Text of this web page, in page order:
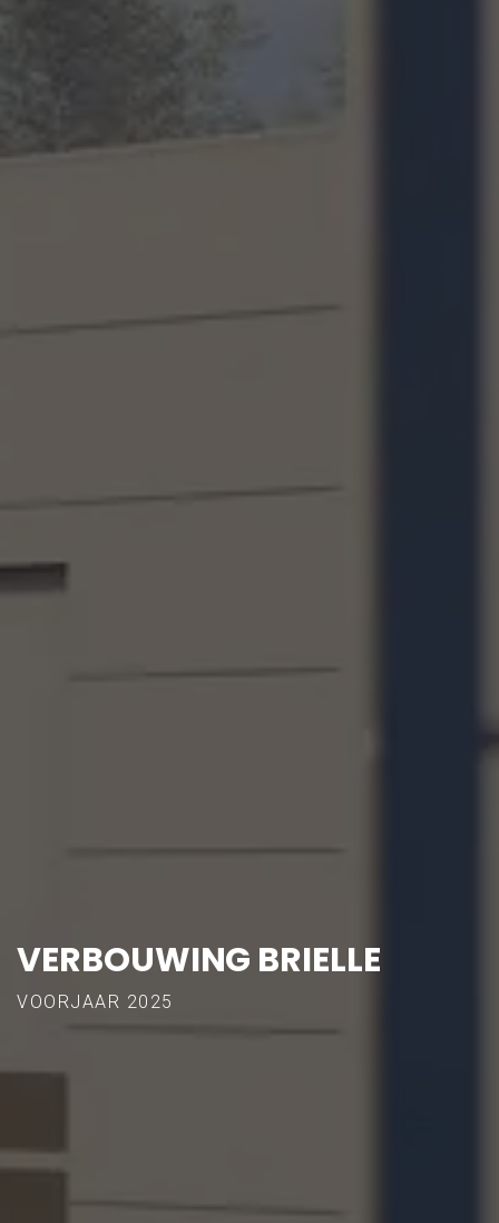
VERBOUWING BRIELLE
VOORJAAR 2025